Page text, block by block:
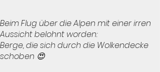
Beim Flug über die Alpen mit einer irren
Aussicht belohnt worden:
Berge, die sich durch die Wolkendecke
schoben 😍